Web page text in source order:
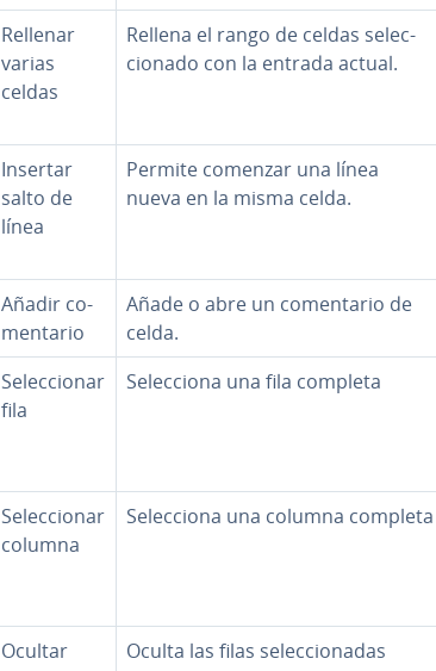
Rellenar
varias
celdas
Rellena el rango de celdas se­le­c­
cio­na­do con la entrada actual.
Insertar
salto de
línea
Permite comenzar una línea
nueva en la misma celda.
Añadir co­
me­n­ta­rio
Añade o abre un co­me­n­ta­rio de
celda.
Se­le­c­cio­nar
fila
Se­le­c­cio­na una fila completa
Se­le­c­cio­nar
columna
Se­le­c­cio­na una columna completa
Ocultar
Oculta las filas se­le­c­cio­na­das